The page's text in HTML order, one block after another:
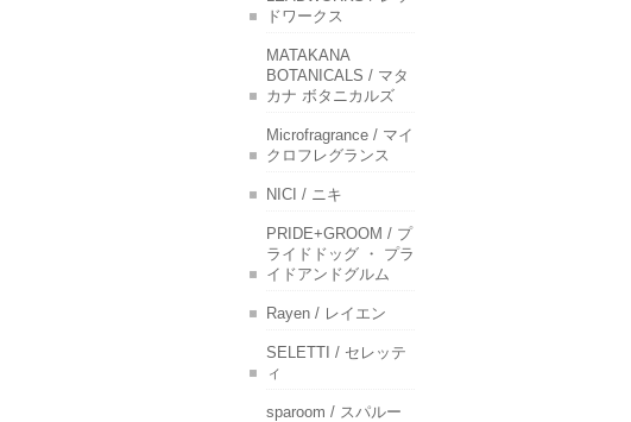
ドワークス
MATAKANA
BOTANICALS / マタ
カナ ボタニカルズ
Microfragrance / マイ
クロフレグランス
NICI / ニキ
PRIDE+GROOM / プ
ライドドッグ ・ プラ
イドアンドグルム
Rayen / レイエン
SELETTI / セレッテ
ィ
sparoom / スパルー